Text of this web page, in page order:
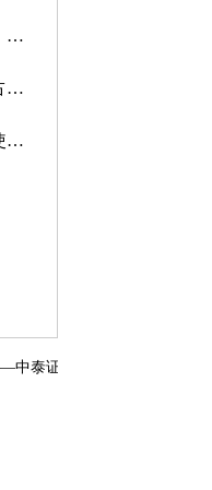
国家机关工作人员签订、履行合同
非法批准征收、征用、占用土地罪
非法低价出让国有土地使用权罪